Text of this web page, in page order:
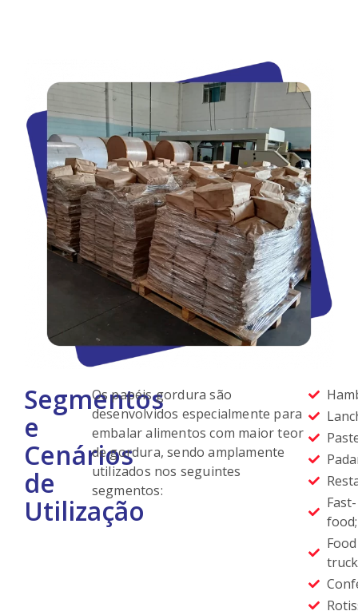
Segmentos
e
Cenários
de
Utilização
Os papéis gordura são
desenvolvidos especialmente para
embalar alimentos com maior teor
de gordura, sendo amplamente
utilizados nos seguintes
segmentos:
Fast-
food;
Food